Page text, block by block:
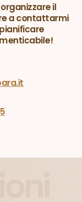
il
a contattarmi